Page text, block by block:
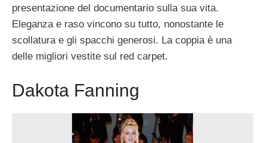
presentazione del documentario sulla sua vita.
Eleganza e raso vincono su tutto, nonostante le
scollatura e gli spacchi generosi. La coppia è una
delle migliori vestite sul red carpet.
Dakota Fanning